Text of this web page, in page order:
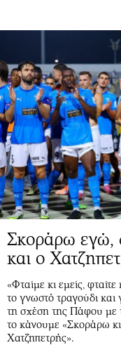
Σκοράρω εγώ,
και ο
«Φταίμε κι εμείς, φταίτε
το γνωστό τραγούδι
τη σχέση της Πάφου με
το κάνουμε «Σκοράρω
Χατζηπετρής».